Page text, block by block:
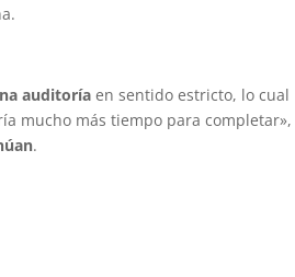
auditoría en sentido estricto, lo cual
mucho más tiempo para completar»,
.